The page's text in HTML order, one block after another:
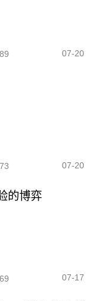
07-20
07-20
的博弈
07-17